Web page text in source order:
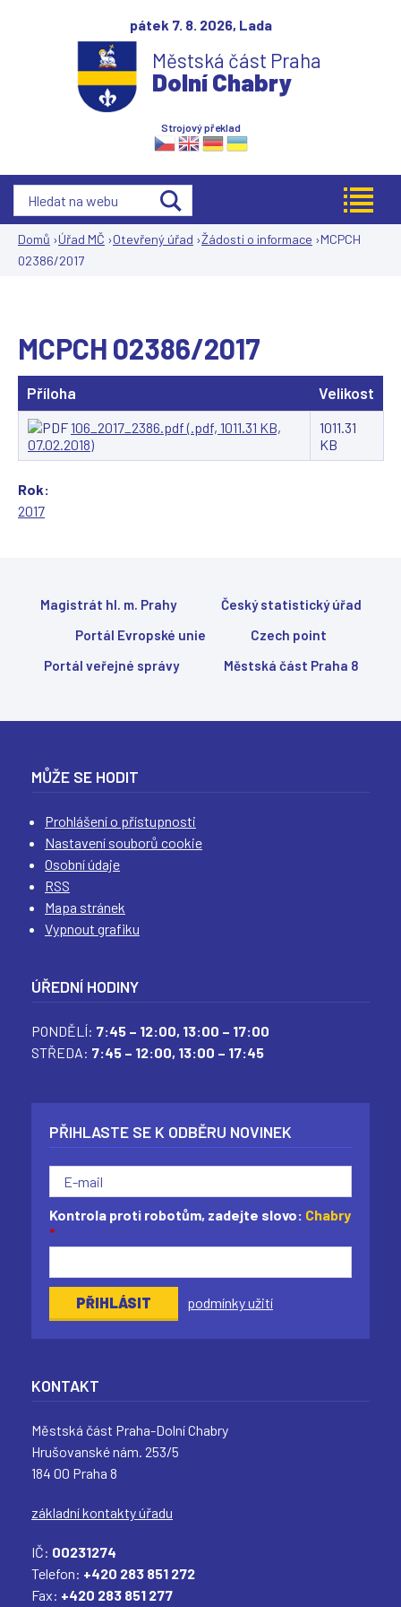
pátek 7. 8. 2026, Lada
Městská část Praha
Dolní Chabry
Strojový překlad
( ( ( (
Jste
Domů ›Úřad MČ ›Otevřený úřad ›Žádosti o informace ›MCPCH
02386/2017
MCPCH 02386/2017
Příloha Velikost
106_2017_2386.pdf (.pdf, 1011.31 KB,
07.02.2018)
1011.31
KB
Rok:
2017
Magistrát hl. m. Prahy
Český statistický úřad
Portál Evropské unie
Czech point
Portál veřejné správy
Městská část Praha 8
MŮŽE SE HODIT
Prohlášení o přístupnosti
Nastavení souborů cookie
Osobní údaje
RSS
Mapa stránek
Vypnout grafiku
ÚŘEDNÍ HODINY
PONDĚLÍ: 7:45 – 12:00, 13:00 – 17:00
STŘEDA: 7:45 – 12:00, 13:00 – 17:45
PŘIHLASTE SE K ODBĚRU NOVINEK
Kontrola proti robotům, zadejte slovo: Chabry
*
podmínky užití
KONTAKT
Městská část Praha-Dolní Chabry
Hrušovanské nám. 253/5
184 00 Praha 8
základní kontakty úřadu
IČ: 00231274
Telefon: +420 283 851 272
Fax: +420 283 851 277